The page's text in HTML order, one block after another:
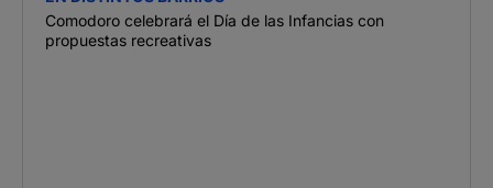
Comodoro celebrará el Día de las Infancias con
propuestas recreativas